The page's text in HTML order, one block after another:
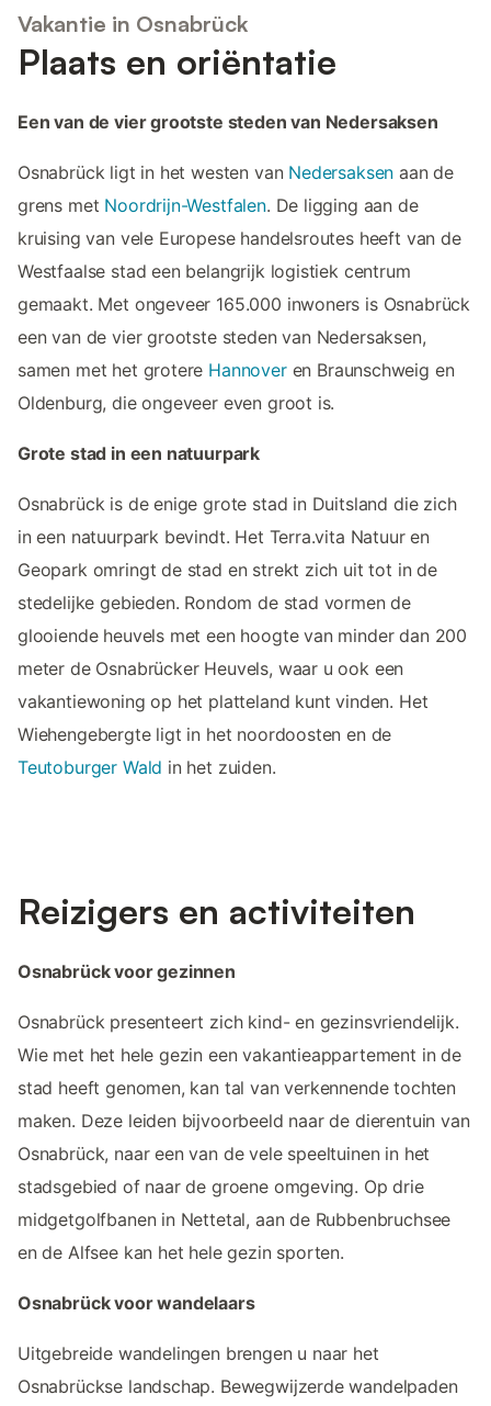
Vakantie in Osnabrück
Plaats en oriëntatie
Een van de vier grootste steden van Nedersaksen
Osnabrück ligt in het westen van Nedersaksen aan de
grens met Noordrijn-Westfalen. De ligging aan de
kruising van vele Europese handelsroutes heeft van de
Westfaalse stad een belangrijk logistiek centrum
gemaakt. Met ongeveer 165.000 inwoners is Osnabrück
een van de vier grootste steden van Nedersaksen,
samen met het grotere Hannoveren Braunschweig en
Oldenburg, die ongeveer even groot is.
Grote stad in een natuurpark
Osnabrück is de enige grote stad in Duitsland die zich
in een natuurpark bevindt. Het Terra.vita Natuur en
Geopark omringt de stad en strekt zich uit tot in de
stedelijke gebieden. Rondom de stad vormen de
glooiende heuvels met een hoogte van minder dan 200
meter de Osnabrücker Heuvels, waar u ook een
vakantiewoning op het platteland kunt vinden. Het
Wiehengebergte ligt in het noordoosten en de
Teutoburger Wald in het zuiden.
Reizigers en activiteiten
Osnabrück voor gezinnen
Osnabrück presenteert zich kind- en gezinsvriendelijk.
Wie met het hele gezin een vakantieappartement in de
stad heeft genomen, kan tal van verkennende tochten
maken. Deze leiden bijvoorbeeld naar de dierentuin van
Osnabrück, naar een van de vele speeltuinen in het
stadsgebied of naar de groene omgeving. Op drie
midgetgolfbanen in Nettetal, aan de Rubbenbruchsee
en de Alfsee kan het hele gezin sporten.
Osnabrück voor wandelaars
Uitgebreide wandelingen brengen u naar het
Osnabrückse landschap. Bewegwijzerde wandelpaden